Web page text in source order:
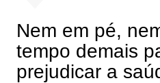
Nem em pé,
tempo demais
prejudicar a